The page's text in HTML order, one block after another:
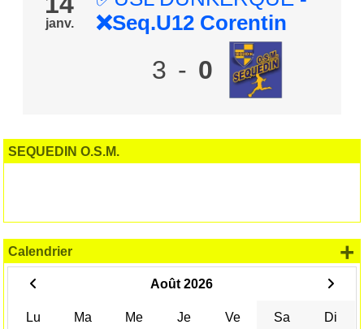
janv.
❌Seq.U12 Corentin
3 - 0
SEQUEDIN O.S.M.
Calendrier
Août 2026
Lu Ma Me Je Ve Sa Di
+